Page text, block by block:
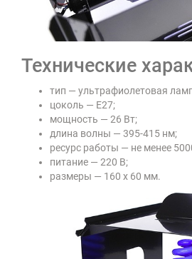
Технические
тип — ультрафиолетовая
цоколь — E27;
мощность — 26 Вт;
длина волны — 395-415 нм;
ресурс работы — не менее
питание — 220 В;
размеры — 160 х 60 мм.